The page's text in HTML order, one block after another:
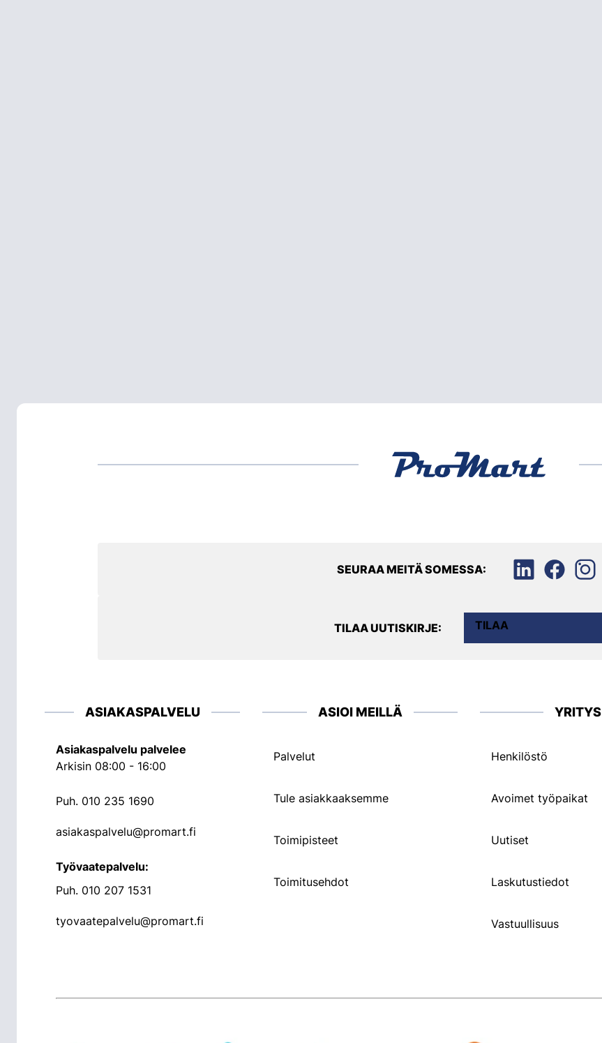
SEURAA MEITÄ SOMESSA:
TILAA UUTISKIRJE: TILAA
ASIAKASPALVELU
Asiakaspalvelu palvelee
Arkisin 08:00 - 16:00
Puh. 010 235 1690
asiakaspalvelu@promart.fi
Työvaatepalvelu:
Puh. 010 207 1531
tyovaatepalvelu@promart.fi
ASIOI MEILLÄ
Palvelut
Tule asiakkaaksemme
Toimipisteet
Toimitusehdot
YRITYS
Henkilöstö
Avoimet työpaikat
Uutiset
Laskutustiedot
Vastuullisuus